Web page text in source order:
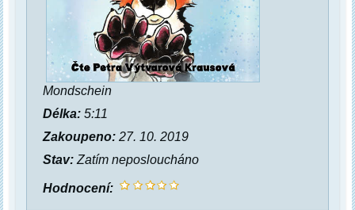
Mondschein
Délka: 5:11
Zakoupeno: 27. 10. 2019
Stav:Zatím neposloucháno
Hodnocení: